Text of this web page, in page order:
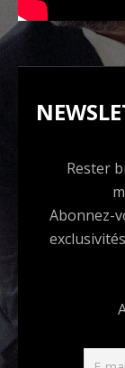
Rester
Abonnez-